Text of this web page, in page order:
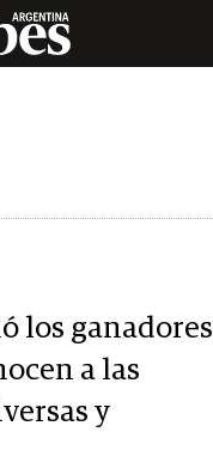
los ganadores
a las
y